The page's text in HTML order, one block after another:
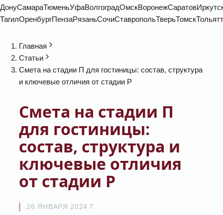
ДонуСамараТюменьУфаВолгоградОмскВоронежСаратов
ТагилОренбургПензаРязаньСочиСтавропольТверьТомск
Главная
Статьи
Смета на стадии П для гостиницы: состав, структура
и ключевые отличия от стадии Р
Смета на стадии П
для гостиницы:
состав, структура и
ключевые отличия
от стадии Р
26 ЯНВАРЯ 2024 Г.